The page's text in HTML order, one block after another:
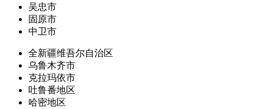
吴忠市
固原市
中卫市
全新疆维吾尔自治区
乌鲁木齐市
克拉玛依市
吐鲁番地区
哈密地区